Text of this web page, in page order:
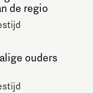
de regio
ouders